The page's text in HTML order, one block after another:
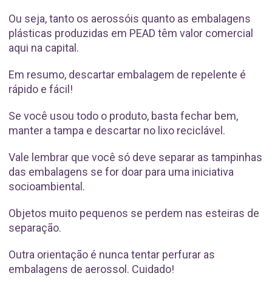
Ou seja, tanto os aerossóis quanto as embalagens
plásticas produzidas em PEAD têm valor comercial
aqui na capital.
Em resumo, descartar embalagem de repelente é
rápido e fácil!
Se você usou todo o produto, basta fechar bem,
manter a tampa e descartar no lixo reciclável.
Vale lembrar que você só deve separar as tampinhas
das embalagens se for doar para uma iniciativa
socioambiental.
Objetos muito pequenos se perdem nas esteiras de
separação.
Outra orientação é nunca tentar perfurar as
embalagens de aerossol. Cuidado!